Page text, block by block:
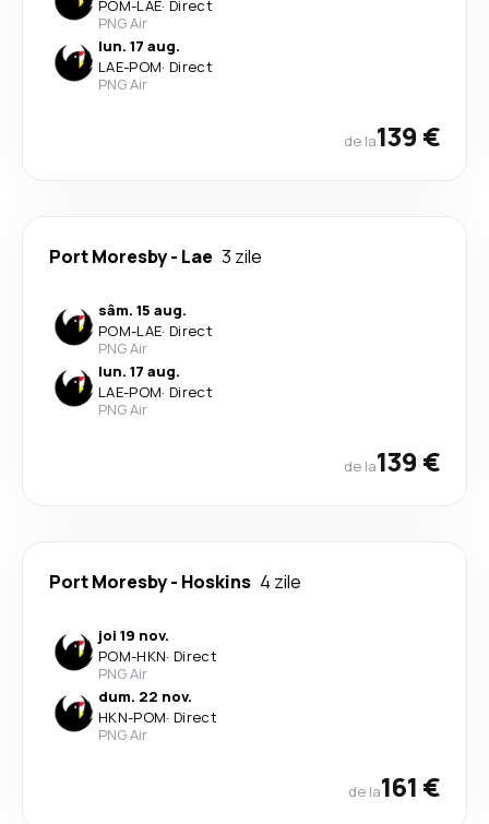
POM-LAE· Direct
PNG Air
lun. 17 aug.
LAE-POM· Direct
PNG Air
de la139 €
Port Moresby- Lae 3 zile
sâm. 15 aug.
POM-LAE· Direct
PNG Air
lun. 17 aug.
LAE-POM· Direct
PNG Air
de la139 €
Port Moresby- Hoskins 4 zile
joi 19 nov.
POM-HKN· Direct
PNG Air
dum. 22 nov.
HKN-POM· Direct
PNG Air
de la161 €